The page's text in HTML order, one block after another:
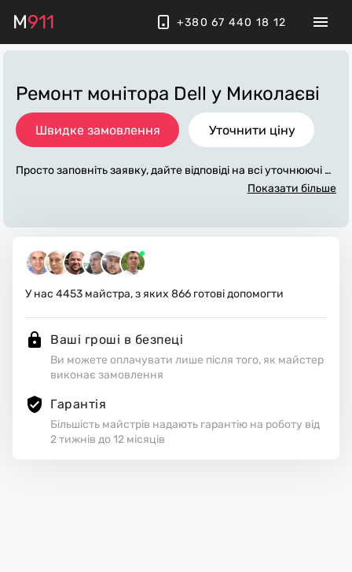
M911 +380 67 440 18 12
Ремонт монітора Dell у Миколаєві
Швидке замовлення Уточнити ціну
Просто заповніть заявку, дайте відповіді на всі уточнюючі за
питання по «ремонт монітора dell». Ми зв'яжемося з вами п
Виконавці стежать за чистотою та прибирають робоче місц
Показати більше
У нас 4453 майстра, з яких 866 готові допомогти
Ваші гроші в безпеці
Ви можете оплачувати лише після того, як майстер
виконає замовлення
Гарантія
Більшість майстрів надають гарантію на роботу від
2 тижнів до 12 місяців